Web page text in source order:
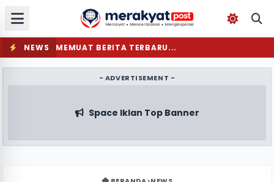
NEWS MEMUAT BERITA TERBARU...
- ADVERTISEMENT -
Space Iklan Top Banner